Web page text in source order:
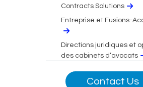
Contracts Solutions
Entreprise et Fusions-
Directions juridiques et
des cabinets d’avocats
Contact Us